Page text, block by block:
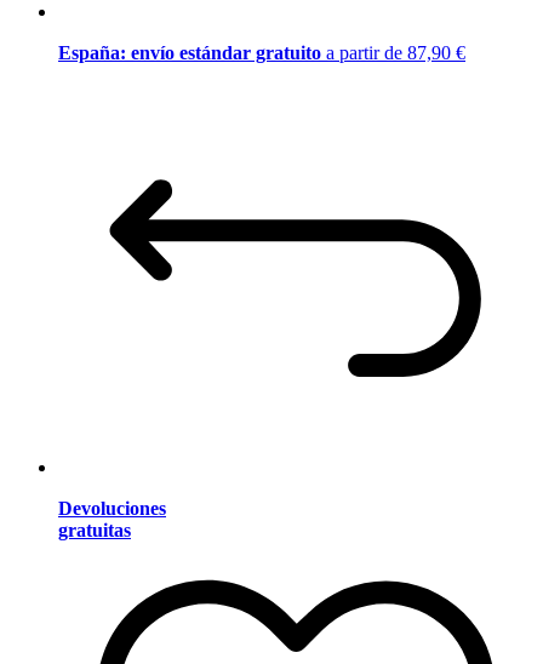
España: envío estándar gratuito a partir de 87,90 €
Devoluciones
gratuitas